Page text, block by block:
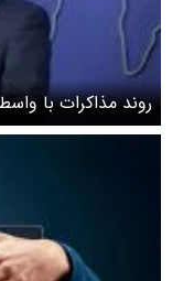
روند مذاکرات با